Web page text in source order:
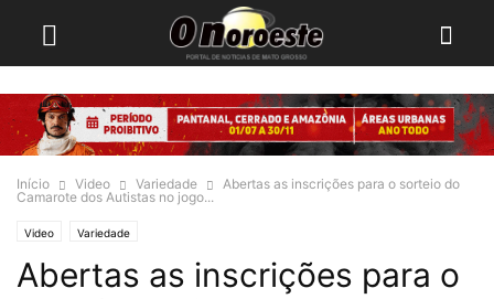
Início Video Variedade
Abertas as inscrições para o sorteio do
Camarote dos Autistas no jogo...
Video Variedade
Abertas as inscrições para o